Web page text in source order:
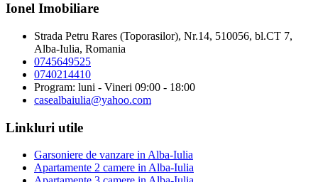
Ionel Imobiliare
Strada Petru Rares (Toporasilor), Nr.14, 510056, bl.CT 7,
Alba-Iulia, Romania
0745649525
0740214410
Program: luni - Vineri 09:00 - 18:00
casealbaiulia@yahoo.com
Linkluri utile
Garsoniere de vanzare in Alba-Iulia
Apartamente 2 camere in Alba-Iulia